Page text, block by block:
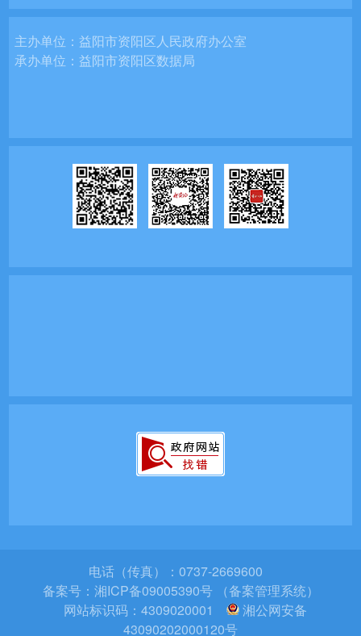
主办单位：益阳市资阳区人民政府办公室
承办单位：益阳市资阳区数据局
电话（传真）：0737-2669600
备案号： 湘ICP备09005390号 （备案管理系统）
网站标识码：4309020001
湘公网安备
43090202000120号